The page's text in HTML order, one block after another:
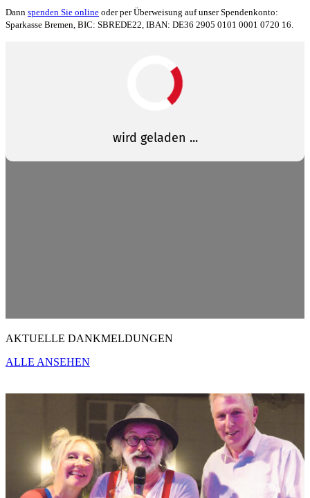
Dann spenden Sie online oder per Überweisung auf unser Spendenkonto:
Sparkasse Bremen, BIC: SBREDE22, IBAN: DE36 2905 0101 0001 0720 16.
AKTUELLE DANKMELDUNGEN
ALLE ANSEHEN